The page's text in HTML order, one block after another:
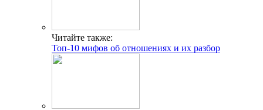
Читайте также:
Топ-10 мифов об отношениях и их разбор